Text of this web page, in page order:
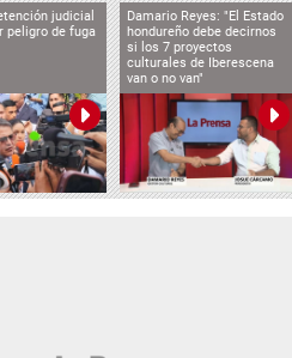
judicial
peligro de fuga
Damario Reyes: "El Estado
hondureño debe decirnos
si los 7 proyectos
culturales de Iberescena
van o no van"